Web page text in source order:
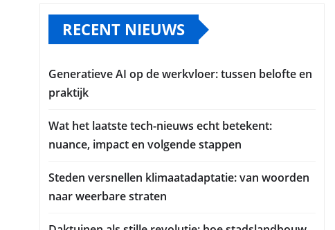
RECENT NIEUWS
Generatieve AI op de werkvloer: tussen belofte en
praktijk
Wat het laatste tech-nieuws echt betekent:
nuance, impact en volgende stappen
Steden versnellen klimaatadaptatie: van woorden
naar weerbare straten